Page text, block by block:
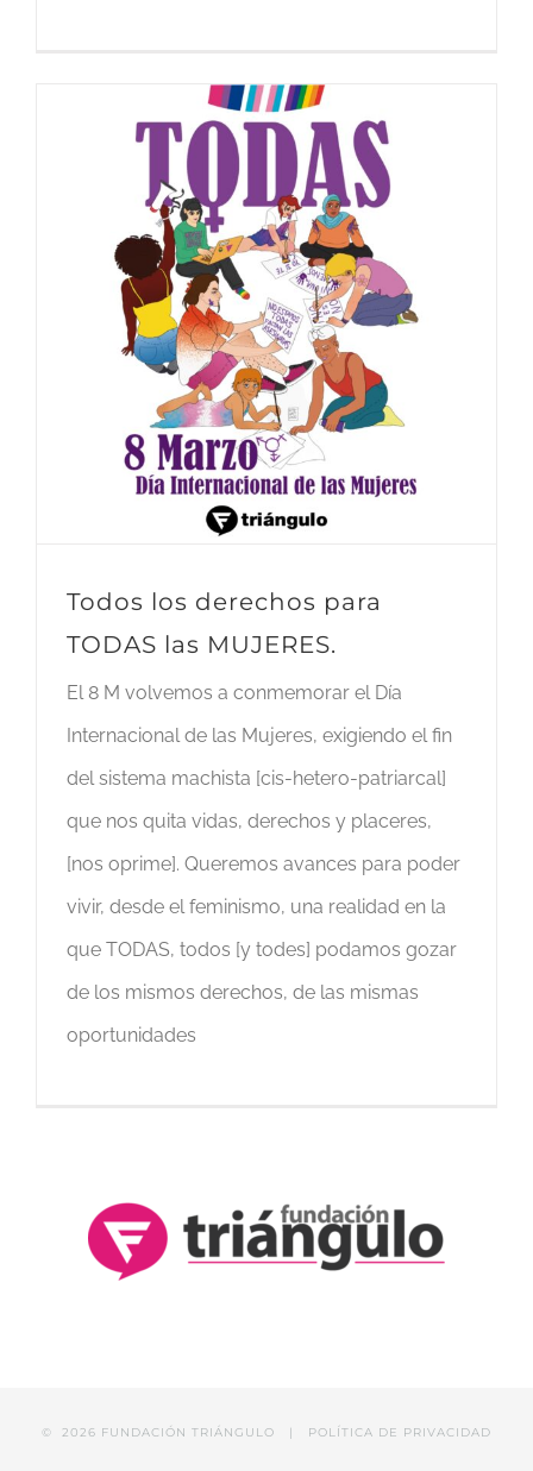
Todos los derechos para
TODAS las MUJERES.
El 8 M volvemos a conmemorar el Día
Internacional de las Mujeres, exigiendo el fin
del sistema machista [cis-hetero-patriarcal]
que nos quita vidas, derechos y placeres,
[nos oprime]. Queremos avances para poder
vivir, desde el feminismo, una realidad en la
que TODAS, todos [y todes] podamos gozar
de los mismos derechos, de las mismas
oportunidades
© 2026 FUNDACIÓN TRIÁNGULO | POLÍTICA DE PRIVACIDAD